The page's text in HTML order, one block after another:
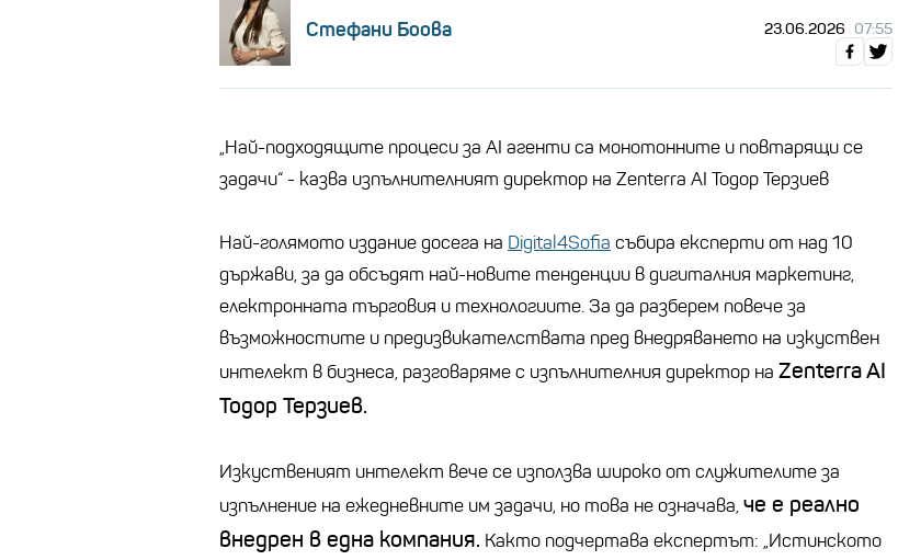
Стефани Боова 23.06.2026 07:55
„Най-подходящите процеси за AI агенти са монотонните и повтарящи се
задачи“ - казва изпълнителният директор на Zenterra AI Тодор Терзиев
Най-голямото издание досега на Digital4Sofia събира експерти от над 10
държави, за да обсъдят най-новите тенденции в дигиталния маркетинг,
електронната търговия и технологиите. За да разберем повече за
възможностите и предизвикателствата пред внедряването на изкуствен
интелект в бизнеса, разговаряме с изпълнителния директор на Zenterra AI
Тодор Терзиев.
Изкуственият интелект вече се използва широко от служителите за
изпълнение на ежедневните им задачи, но това не означава, че е реално
внедрен в една компания. Както подчертава експертът: „Истинското